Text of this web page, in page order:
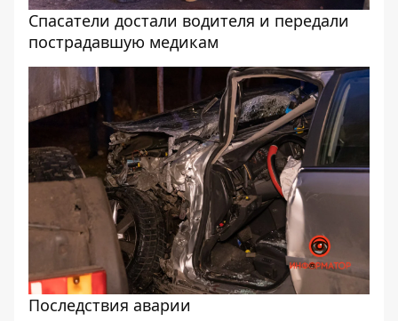
Спасатели достали водителя и передали
пострадавшую медикам
Последствия аварии